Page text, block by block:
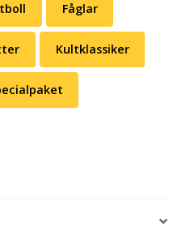
Fåglar
Kultklassiker